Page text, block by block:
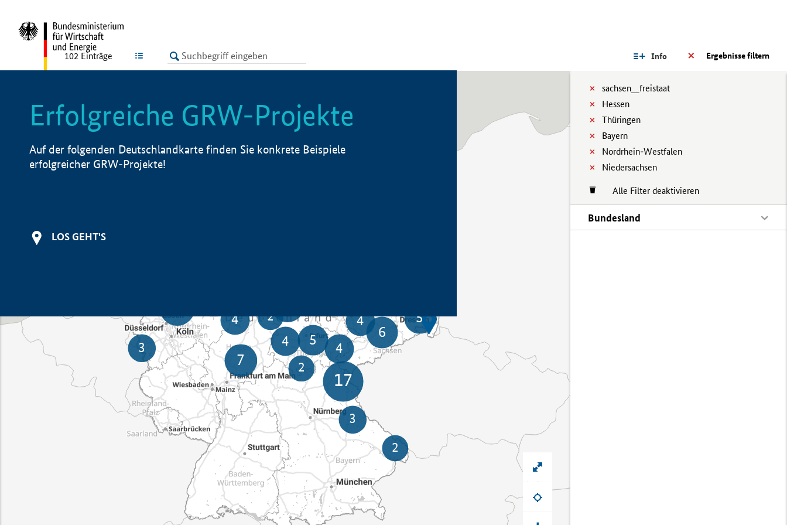
LISTE Ergebnisse filtern
Info
sachsen__freistaat
Hessen
Thüringen
Bayern
Nordrhein-Westfalen
Niedersachsen
Alle Filter deaktivieren
Bundesland
102 Einträge
Erfolgreiche GRW-Projekte
Auf der folgenden Deutschlandkarte finden Sie konkrete Beispiele
erfolgreicher GRW-Projekte!
LOS GEHT'S